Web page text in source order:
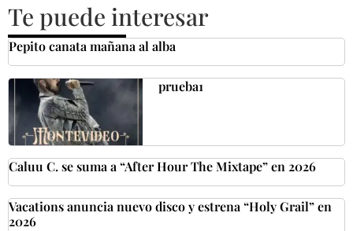
Te puede interesar
Pepito canata mañana al alba
prueba1
Caluu C. se suma a “After Hour The Mixtape” en 2026
Vacations anuncia nuevo disco y estrena “Holy Grail” en
2026